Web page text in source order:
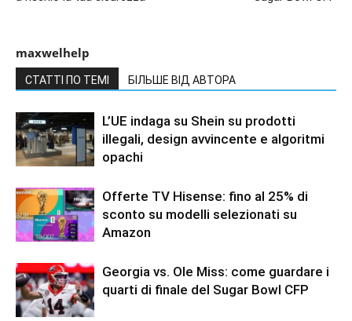
maxwelhelp
СТАТТІ ПО ТЕМІ БІЛЬШЕ ВІД АВТОРА
L’UE indaga su Shein su prodotti
illegali, design avvincente e algoritmi
opachi
Offerte TV Hisense: fino al 25% di
sconto su modelli selezionati su
Amazon
Georgia vs. Ole Miss: come guardare i
quarti di finale del Sugar Bowl CFP